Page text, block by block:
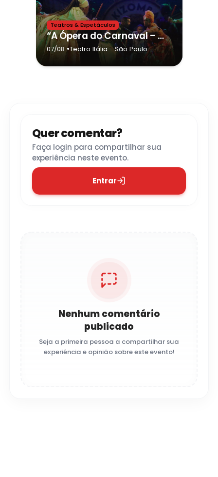
Teatros & Espetáculos
“A Ópera do Carnaval – A História do Samba Contada por Nós” retorna ao Teatro Itália em agosto
07/08 •Teatro Itália - São Paulo
Quer comentar?
Faça login para compartilhar sua
experiência neste evento.
Entrar
Nenhum comentário
publicado
Seja a primeira pessoa a compartilhar sua
experiência e opinião sobre este evento!